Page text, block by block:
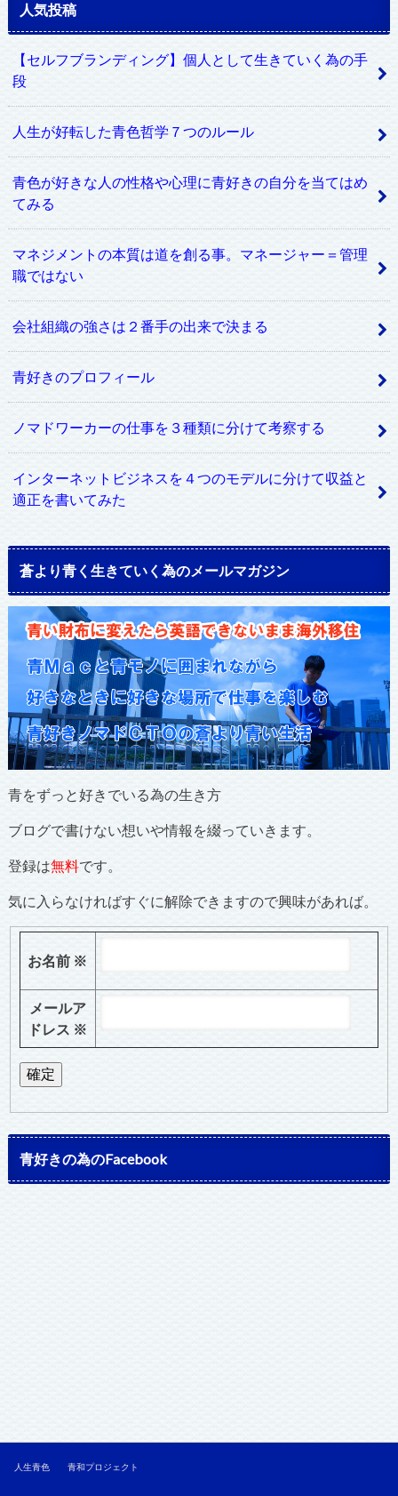
人気投稿
【セルフブランディング】個人として生きていく為の手
段
人生が好転した青色哲学７つのルール
青色が好きな人の性格や心理に青好きの自分を当てはめ
てみる
マネジメントの本質は道を創る事。マネージャー＝管理
職ではない
会社組織の強さは２番手の出来で決まる
青好きのプロフィール
ノマドワーカーの仕事を３種類に分けて考察する
インターネットビジネスを４つのモデルに分けて収益と
適正を書いてみた
蒼より青く生きていく為のメールマガジン
青をずっと好きでいる為の生き方
ブログで書けない想いや情報を綴っていきます。
登録は無料です。
気に入らなければすぐに解除できますので興味があれば。
お名前 ※
メールア
ドレス ※
青好きの為のFacebook
人生青色 青和プロジェクト